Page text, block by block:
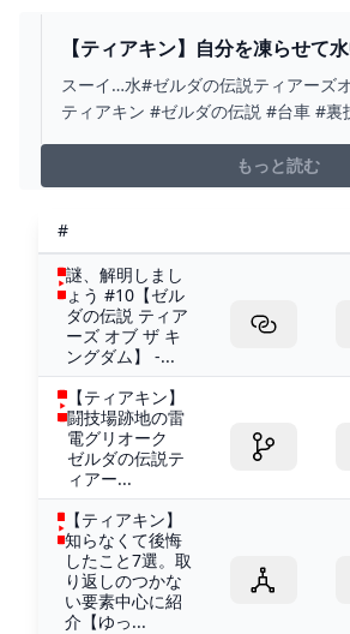
【ティアキン】自分を凍らせて
るリンク【ゼルダの伝説 ティア
グダム】 - YOUTUBE
スーイ…水#ゼルダの伝説ティアーズ
ティアキン #ゼルダの伝説 #台車 #裏
もっと読む
#
謎、解明しまし
ょう #10【ゼル
ダの伝説 ティア
ーズ オブ ザ キ
ングダム】 -...
【ティアキン】
闘技場跡地の雷
電グリオーク
ゼルダの伝説テ
ィアー...
【ティアキン】
知らなくて後悔
したこと7選。取
り返しのつかな
い要素中心に紹
介【ゆっ...